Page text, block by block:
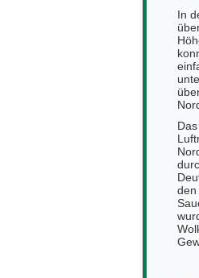
In
den